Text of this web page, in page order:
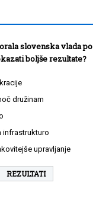
slovenska vlada po
boljše rezultate?
družinam
infrastrukturo
upravljanje
REZULTATI